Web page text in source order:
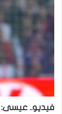
فيديو.. عيسى: